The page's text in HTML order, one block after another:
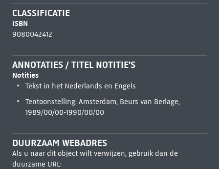
CLASSIFICATIE
ISBN
9080042412
ANNOTATIES / TITEL NOTITIE'S
Notities
Tekst in het Nederlands en Engels
Tentoonstelling: Amsterdam, Beurs van Berlage,
1989/00/00-1990/00/00
DUURZAAM WEBADRES
Als u naar dit object wilt verwijzen, gebruik dan de
duurzame URL: